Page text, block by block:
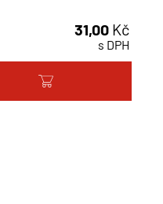
31,00 Kč
s DPH
Množství